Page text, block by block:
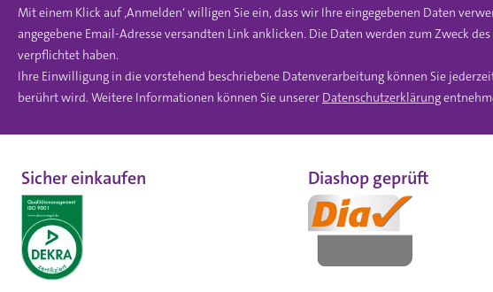
Mit einem Klick auf ‚Anmelden‘ willigen Sie ein, dass wir Ihre eingegebenen Daten
angegebene Email-Adresse versandten Link anklicken. Die Daten werden zum Zweck
verpflichtet haben.
Ihre Einwilligung in die vorstehend beschriebene Datenverarbeitung können Sie
berührt wird. Weitere Informationen können Sie unserer Datenschutzerklärung
Sicher einkaufen Diashop geprüft